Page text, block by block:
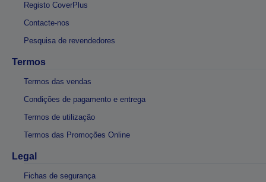
Registo CoverPlus
Contacte-nos
Pesquisa de revendedores
Termos
Termos das vendas
Condições de pagamento e entrega
Termos de utilização
Termos das Promoções Online
Legal
Fichas de segurança